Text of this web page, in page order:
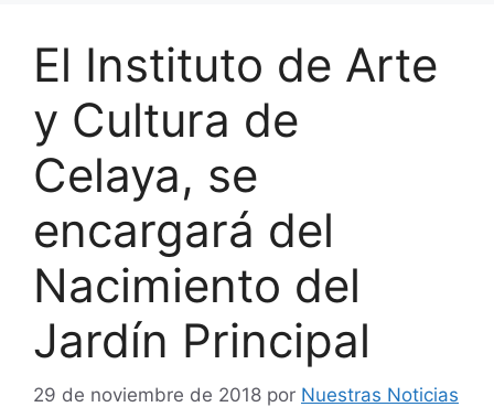
El Instituto de Arte
y Cultura de
Celaya, se
encargará del
Nacimiento del
Jardín Principal
29 de noviembre de 2018 por Nuestras Noticias